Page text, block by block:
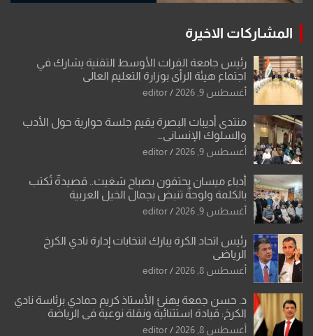
المشاركات الاخيرة
رئيس جامعة الفرات الأوسط التقنية يشارك في
اجتماع هيئة الرأي بوزارة التعليم العالي
أغسطس 9, 2026 editor
منتدى أديبات البصرة يقيم جلسة حوارية حول الأدب
والسلوك الإنساني…
أغسطس 9, 2026 editor
أدباء ميسان يحتفون بصباح شغيت.. قصيدةٌ تُكتب
بالكلمة ولوحةٌ تنبض بجمال الخيل العربية
أغسطس 9, 2026 editor
رئيس اتحاد الكرة يبارك انتخابات إدارة نادي الكرخ
الرياضي
أغسطس 8, 2026 editor
د. حسن جمعة يهنئ الأستاذ كريم حمادي برئاسة نادي
الكرخ: قيادة استثنائية ونقلة نوعية في الرياضة
العراقية
أغسطس 8, 2026 editor